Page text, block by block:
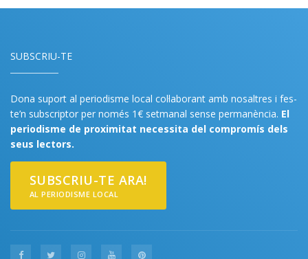
SUBSCRIU-TE
Dona suport al periodisme local col·laborant amb nosaltres i fes-
te’n subscriptor per només 1€ setmanal sense permanència. El
periodisme de proximitat necessita del compromís dels
seus lectors.
SUBSCRIU-TE ARA!
AL PERIODISME LOCAL